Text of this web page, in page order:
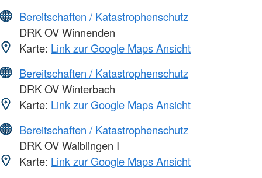
Bereitschaften / Katastrophenschutz
DRK OV Winnenden
Karte: Link zur Google Maps Ansicht
Bereitschaften / Katastrophenschutz
DRK OV Winterbach
Karte: Link zur Google Maps Ansicht
Bereitschaften / Katastrophenschutz
DRK OV Waiblingen I
Karte: Link zur Google Maps Ansicht